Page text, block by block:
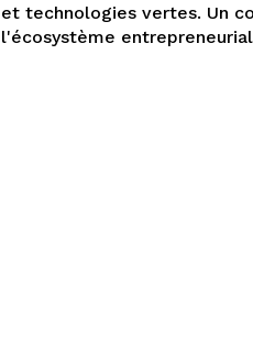
et technologies vertes. Un
l'écosystème